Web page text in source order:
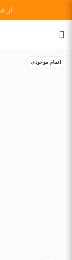
از
اتمام موجودی